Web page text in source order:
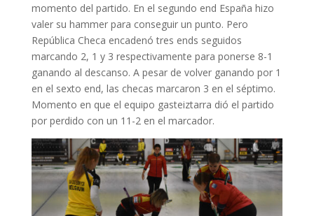
momento del partido. En el segundo end España hizo
valer su hammer para conseguir un punto. Pero
República Checa encadenó tres ends seguidos
marcando 2, 1 y 3 respectivamente para ponerse 8-1
ganando al descanso. A pesar de volver ganando por 1
en el sexto end, las checas marcaron 3 en el séptimo.
Momento en que el equipo gasteiztarra dió el partido
por perdido con un 11-2 en el marcador.